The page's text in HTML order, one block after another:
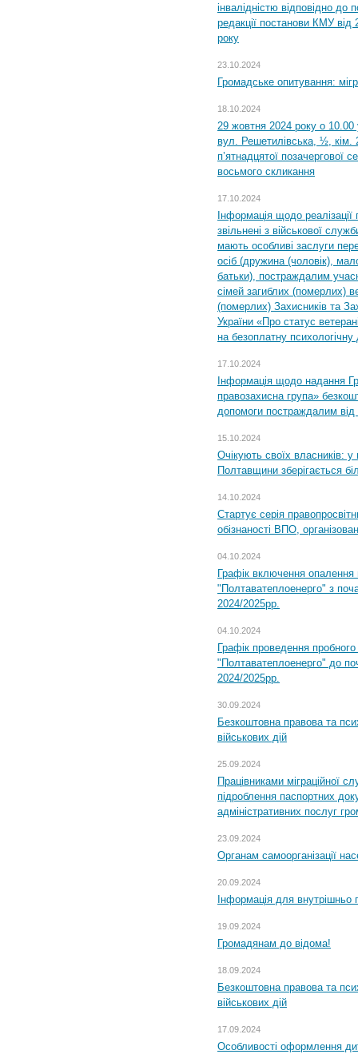
інвалідністю відповідно
редакції постанови КМУ
року
23.10.2024
Громадське опитування:
18.10.2024
29 жовтня 2024 року о 10.00
вул. Решетилівська, ½, кім.
п’ятнадцятої позачергової
восьмого скликання
17.10.2024
Інформація щодо
звільнені з військової
мають особливі заслуги
осіб (дружина (чоловік),
батьки), постраждалим
сімей загиблих (померлих)
(померлих) Захисників та
України «Про статус
на безоплатну психологічну
17.10.2024
Інформація щодо надання
правозахисна група»
допомоги постраждалим від
15.10.2024
Очікують своїх власників: у
Полтавщини зберігається
14.10.2024
Стартує серія
обізнаності ВПО,
04.10.2024
Графік включення
"Полтаватеплоенерго" з
2024/2025рр.
04.10.2024
Графік проведення
"Полтаватеплоенерго" до
2024/2025рр.
30.09.2024
Безкоштовна правова та
військових дій
25.09.2024
Працівниками міграційної
підроблення паспортних
адміністративних послуг
23.09.2024
Органам самоорганізації
20.09.2024
Інформація для внутрішньо
19.09.2024
Громадянам до відома!
18.09.2024
Безкоштовна правова та
військових дій
17.09.2024
Особливості оформлення